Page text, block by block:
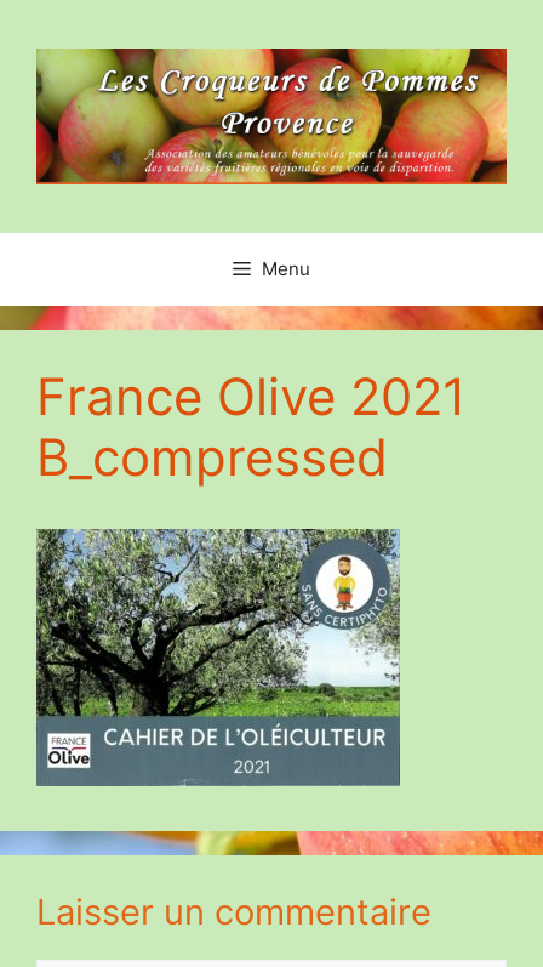
contenu
Menu
France Olive 2021
B_compressed
Laisser un commentaire